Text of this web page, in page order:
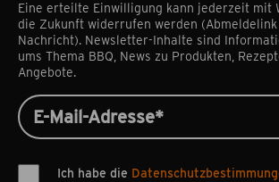
Eine erteilte Einwilligung kann jederzeit mit
die Zukunft widerrufen werden
Nachricht). Newsletter-Inhalte sind
ums Thema BBQ, News zu Produkten,
Angebote.
Ich habe die